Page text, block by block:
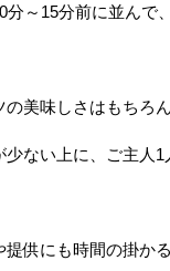
分～15分前に並んで
の美味しさはもちろ
少ない上に、ご主人
提供にも時間の掛か